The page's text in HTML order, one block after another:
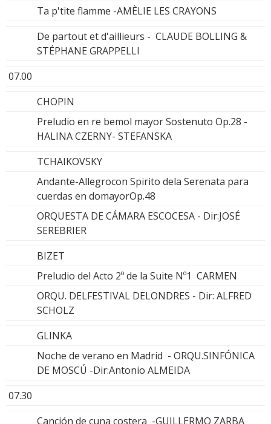
Ta p'tite flamme -AMÈLIE LES CRAYONS
De partout et d'aillieurs - CLAUDE BOLLING &
STÉPHANE GRAPPELLI
07.00
CHOPIN
Preludio en re bemol mayor Sostenuto Op.28 -
HALINA CZERNY- STEFANSKA
TCHAIKOVSKY
Andante-Allegrocon Spirito dela Serenata para
cuerdas en domayorOp.48
ORQUESTA DE CÁMARA ESCOCESA - Dir:JOSÉ
SEREBRIER
BIZET
Preludio del Acto 2º de la Suite Nº1 CARMEN
ORQU. DELFESTIVAL DELONDRES - Dir: ALFRED
SCHOLZ
GLINKA
Noche de verano en Madrid - ORQU.SINFÓNICA
DE MOSCÚ -Dir:Antonio ALMEIDA
07.30
Canción de cuna costera -GUILLERMO ZARBA